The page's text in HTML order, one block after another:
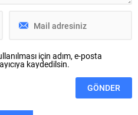
için adım, e-posta
kaydedilsin.